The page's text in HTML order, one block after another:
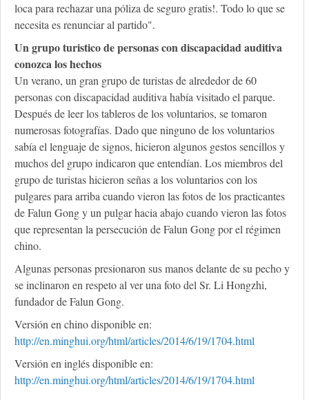
loca para rechazar una póliza de seguro gratis!. Todo lo que se
necesita es renunciar al partido".
Un grupo turistico de personas con discapacidad auditiva
conozca los hechos
Un verano, un gran grupo de turistas de alrededor de 60
personas con discapacidad auditiva había visitado el parque.
Después de leer los tableros de los voluntarios, se tomaron
numerosas fotografías. Dado que ninguno de los voluntarios
sabía el lenguaje de signos, hicieron algunos gestos sencillos y
muchos del grupo indicaron que entendían. Los miembros del
grupo de turistas hicieron señas a los voluntarios con los
pulgares para arriba cuando vieron las fotos de los practicantes
de Falun Gong y un pulgar hacia abajo cuando vieron las fotos
que representan la persecución de Falun Gong por el régimen
chino.
Algunas personas presionaron sus manos delante de su pecho y
se inclinaron en respeto al ver una foto del Sr. Li Hongzhi,
fundador de Falun Gong.
Versión en chino disponible en:
http://en.minghui.org/html/articles/2014/6/19/1704.html
Versión en inglés disponible en:
http://en.minghui.org/html/articles/2014/6/19/1704.html